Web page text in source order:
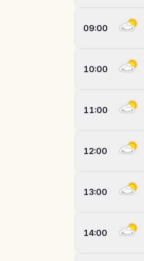
09:00
10:00
11:00
12:00
13:00
14:00